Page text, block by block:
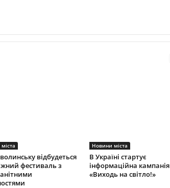
відбудеться
фестиваль з
Новини міста
В Україні стартує
інформаційна кампанія
«Виходь на світло!»